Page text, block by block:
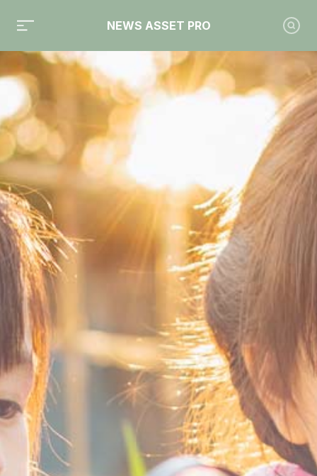
NEWS ASSET PRO
Toute l'actualité sur le tag "La Financière de l’Échiquier"